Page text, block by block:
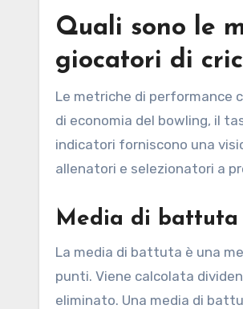
Quali sono le
giocatori di
Le metriche di performance
di economia del bowling, il
indicatori forniscono una
allenatori e selezionatori a
Media di battuta
La media di battuta è una
punti. Viene calcolata
eliminato. Una media di